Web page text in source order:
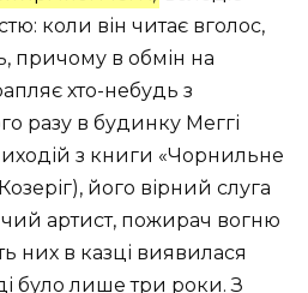
коли він читає вголос,
причому в обмін на
хто-небудь з
разу в будинку Меггі
з книги «Чорнильне
його вірний слуга
артист, пожирач вогню
них в казці виявилася
було лише три роки. З